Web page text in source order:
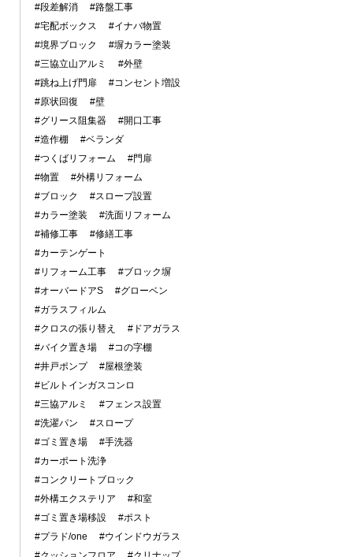
#段差解消
#路盤工事
#宅配ボックス
#イナバ物置
#境界ブロック
#塀カラー塗装
#三協立山アルミ
#外壁
#跳ね上げ門扉
#コンセント増設
#原状回復
#壁
#グリース阻集器
#開口工事
#造作棚
#ベランダ
#つくばリフォーム
#門扉
#物置
#外構リフォーム
#ブロック
#スロープ設置
#カラー塗装
#洗面リフォーム
#補修工事
#修繕工事
#カーテンゲート
#リフォーム工事
#ブロック塀
#オーバードアS
#グローベン
#ガラスフィルム
#クロスの張り替え
#ドアガラス
#バイク置き場
#コの字棚
#井戸ポンプ
#屋根塗装
#ビルトインガスコンロ
#三協アルミ
#フェンス設置
#洗濯パン
#スロープ
#ゴミ置き場
#手洗器
#カーポート洗浄
#コンクリートブロック
#外構エクステリア
#和室
#ゴミ置き場移設
#ポスト
#プラド/one
#ウインドウガラス